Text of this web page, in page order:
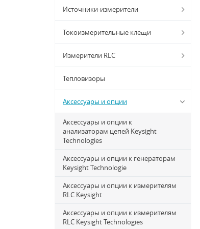
Источники-измерители
Токоизмерительные клещи
Измерители RLC
Тепловизоры
Аксессуары и опции
Аксессуары и опции к
анализаторам цепей Keysight
Technologies
Аксессуары и опции к генераторам
Keysight Technologie
Аксессуары и опции к измерителям
RLC Keysight
Аксессуары и опции к измерителям
RLC Keysight Technologies